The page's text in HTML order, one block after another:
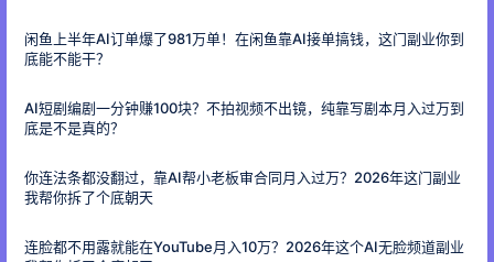
闲鱼上半年AI订单爆了981万单！在闲鱼靠AI接单搞钱，这门副业你到
底能不能干？
AI短剧编剧一分钟赚100块？不拍视频不出镜，纯靠写剧本月入过万到
底是不是真的？
你连法条都没翻过，靠AI帮小老板审合同月入过万？2026年这门副业
我帮你拆了个底朝天
连脸都不用露就能在YouTube月入10万？2026年这个AI无脸频道副业